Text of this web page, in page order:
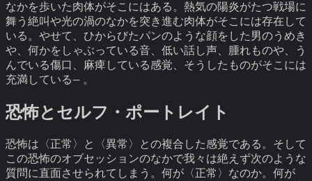
なかを歩いた肉体がそこにはある。熱気の陽炎がたつ戦場に
舞う絶叫や光の渦のなかを突き進む肉体がそこには存在して
いる。やせて、ひからびたパンのような顔をした男のうめき
や、何かをしゃぶっている音、低い話し声、腫れものや、う
んでいる傷口、麻痺している感覚、そうしたものがそこには
充満している— 。
恐怖とセルフ・ポートレイト
恐怖は〈正常〉と〈異常〉との複合した感覚である。そして
この恐怖のオブセッションのなかで我々は絶えず次のような
質問に直面させられてしまう。 何が〈正常〉なのか。何が